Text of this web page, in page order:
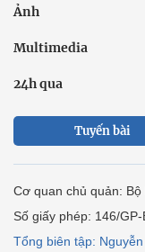
Ảnh
Multimedia
24h qua
Tuyến bài
Cơ quan chủ quản:
Số giấy phép: 146/
Tổng biên tập: Nguyễn